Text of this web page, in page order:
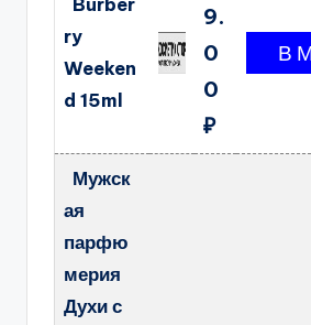
Burber
ry
Weeken
d 15ml
9.
0
0
₽
Мужск
ая
парфю
мерия
Духи с